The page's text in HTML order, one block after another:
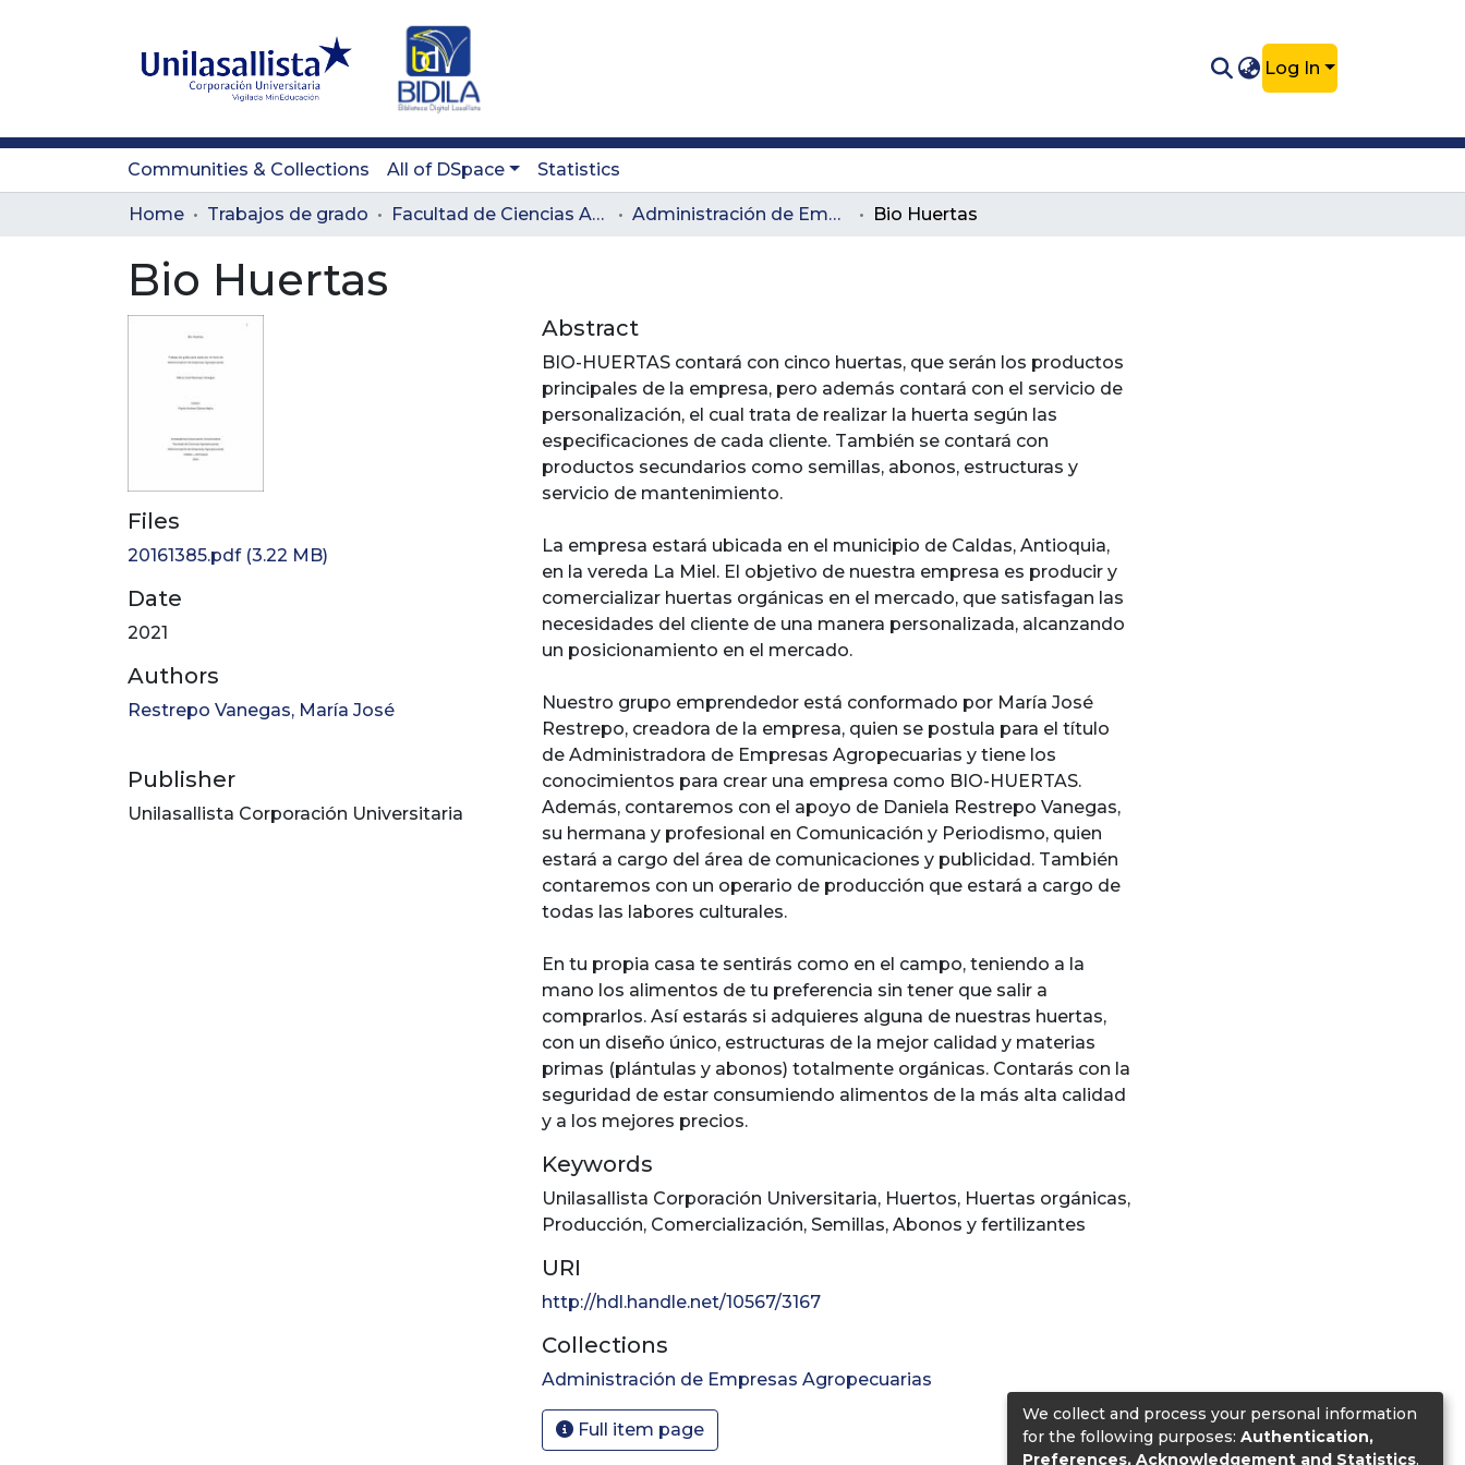
Log In
Communities & Collections All of DSpace Statistics
Home Trabajos de grado Facultad de Ciencias Administrativas y Agropecuarias Administración de Empresas Agropecuarias Bio Huertas
Bio Huertas
Files
20161385.pdf(3.22 MB)
Date
2021
Authors
Restrepo Vanegas, María José
Publisher
Unilasallista Corporación Universitaria
Abstract
BIO-HUERTAS contará con cinco huertas, que serán los productos
principales de la empresa, pero además contará con el servicio de
personalización, el cual trata de realizar la huerta según las
especificaciones de cada cliente. También se contará con
productos secundarios como semillas, abonos, estructuras y
servicio de mantenimiento.
La empresa estará ubicada en el municipio de Caldas, Antioquia,
en la vereda La Miel. El objetivo de nuestra empresa es producir y
comercializar huertas orgánicas en el mercado, que satisfagan las
necesidades del cliente de una manera personalizada, alcanzando
un posicionamiento en el mercado.
Nuestro grupo emprendedor está conformado por María José
Restrepo, creadora de la empresa, quien se postula para el título
de Administradora de Empresas Agropecuarias y tiene los
conocimientos para crear una empresa como BIO-HUERTAS.
Además, contaremos con el apoyo de Daniela Restrepo Vanegas,
su hermana y profesional en Comunicación y Periodismo, quien
estará a cargo del área de comunicaciones y publicidad. También
contaremos con un operario de producción que estará a cargo de
todas las labores culturales.
En tu propia casa te sentirás como en el campo, teniendo a la
mano los alimentos de tu preferencia sin tener que salir a
comprarlos. Así estarás si adquieres alguna de nuestras huertas,
con un diseño único, estructuras de la mejor calidad y materias
primas (plántulas y abonos) totalmente orgánicas. Contarás con la
seguridad de estar consumiendo alimentos de la más alta calidad
y a los mejores precios.
Keywords
Unilasallista Corporación Universitaria, Huertos, Huertas orgánicas,
Producción, Comercialización, Semillas, Abonos y fertilizantes
URI
http://hdl.handle.net/10567/3167
Collections
Administración de Empresas Agropecuarias
Full item page
We collect and process your personal information
for the following purposes: Authentication,
Preferences, Acknowledgement and Statistics.